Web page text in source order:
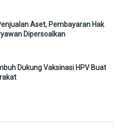
Aset, Pembayaran Hak
Dipersoalkan
Dukung Vaksinasi HPV Buat